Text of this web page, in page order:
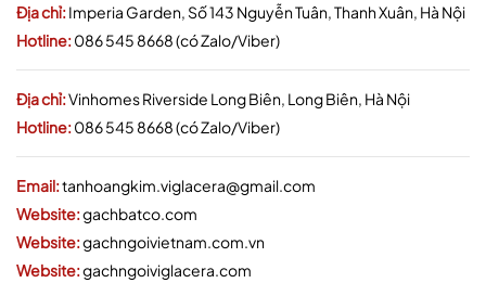
Địa chỉ:Imperia Garden, Số 143 Nguyễn Tuân, Thanh Xuân, Hà Nội
Hotline:086 545 8668 (có Zalo/Viber)
Địa chỉ:Vinhomes Riverside Long Biên, Long Biên, Hà Nội
Hotline:086 545 8668 (có Zalo/Viber)
Email:tanhoangkim.viglacera@gmail.com
Website:gachbatco.com
Website:gachngoivietnam.com.vn
Website:gachngoiviglacera.com